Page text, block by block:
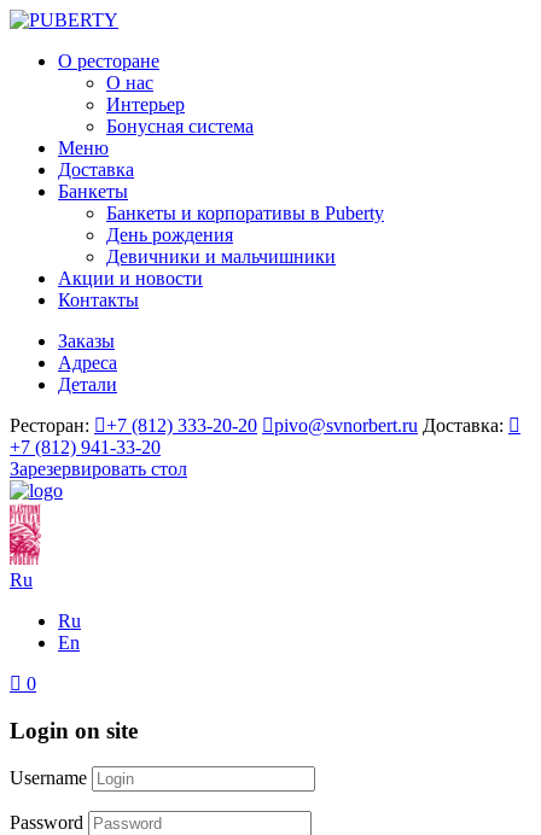
О ресторане
О нас
Интерьер
Бонусная система
Меню
Доставка
Банкеты
Банкеты и корпоративы в Puberty
День рождения
Девичники и мальчишники
Акции и новости
Контакты
Заказы
Адреса
Детали
Ресторан:
+7 (812) 333-20-20 pivo@svnorbert.ru Доставка:
+7 (812) 941-33-20
Зарезервировать стол
Ru
Ru
En
0
Login on site
Username
Password